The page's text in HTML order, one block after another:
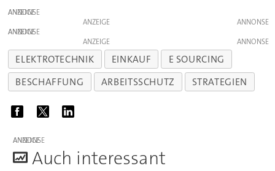
ANZEIGE
ANZEIGE
ANZEIGE
ANZEIGE
ELEKTROTECHNIK EINKAUF
E SOURCING
BESCHAFFUNG
ARBEITSSCHUTZ STRATEGIEN
ANZEIGE
Auch interessant